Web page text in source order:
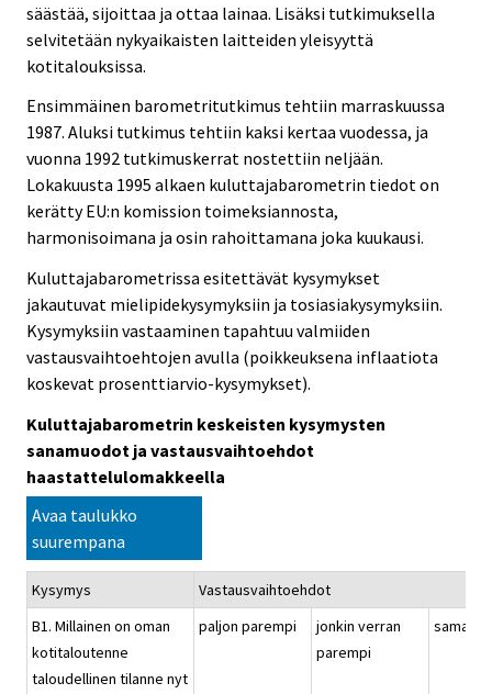
säästää, sijoittaa ja ottaa lainaa. Lisäksi tutkimuksella
selvitetään nykyaikaisten laitteiden yleisyyttä
kotitalouksissa.
Ensimmäinen barometritutkimus tehtiin marraskuussa
1987. Aluksi tutkimus tehtiin kaksi kertaa vuodessa, ja
vuonna 1992 tutkimuskerrat nostettiin neljään.
Lokakuusta 1995 alkaen kuluttajabarometrin tiedot on
kerätty EU:n komission toimeksiannosta,
harmonisoimana ja osin rahoittamana joka kuukausi.
Kuluttajabarometrissa esitettävät kysymykset
jakautuvat mielipidekysymyksiin ja tosiasiakysymyksiin.
Kysymyksiin vastaaminen tapahtuu valmiiden
vastausvaihtoehtojen avulla (poikkeuksena inflaatiota
koskevat prosenttiarvio-kysymykset).
Kuluttajabarometrin keskeisten kysymysten
sanamuodot ja vastausvaihtoehdot
haastattelulomakkeella
Avaa taulukko
suurempana
Kysymys
Vastausvaihtoehdot
B1. Millainen on oman
kotitaloutenne
taloudellinen tilanne nyt
paljon parempi
jonkin verran
parempi